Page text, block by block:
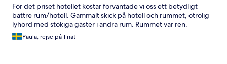
För det priset hotellet kostar förväntade vi oss ett betydligt
bättre rum/hotell. Gammalt skick på hotell och rummet, otrolig
lyhörd med stökiga gäster i andra rum. Rummet var ren.
Paula, rejse på 1 nat